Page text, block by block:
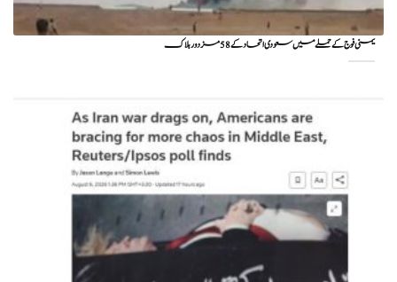
یمنی فوج کے حملے میں سعودی اتحاد کے 58 مزدور ہلاک